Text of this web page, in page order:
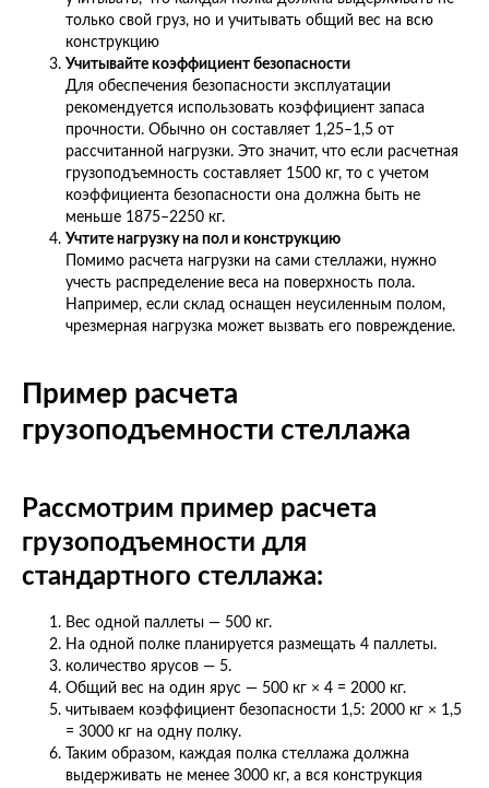
только свой груз, но и учитывать общий вес на всю
конструкцию
Учитывайте коэффициент безопасности
Для обеспечения безопасности эксплуатации
рекомендуется использовать коэффициент запаса
прочности. Обычно он составляет 1,25–1,5 от
рассчитанной нагрузки. Это значит, что если расчетная
грузоподъемность составляет 1500 кг, то с учетом
коэффициента безопасности она должна быть не
меньше 1875–2250 кг.
Учтите нагрузку на пол и конструкцию
Помимо расчета нагрузки на сами стеллажи, нужно
учесть распределение веса на поверхность пола.
Например, если склад оснащен неусиленным полом,
чрезмерная нагрузка может вызвать его повреждение.
Пример расчета
грузоподъемности стеллажа
Рассмотрим пример расчета
грузоподъемности для
стандартного стеллажа:
Вес одной паллеты — 500 кг.
На одной полке планируется размещать 4 паллеты.
количество ярусов — 5.
Общий вес на один ярус — 500 кг × 4 = 2000 кг.
читываем коэффициент безопасности 1,5: 2000 кг × 1,5
= 3000 кг на одну полку.
Таким образом, каждая полка стеллажа должна
выдерживать не менее 3000 кг, а вся конструкция